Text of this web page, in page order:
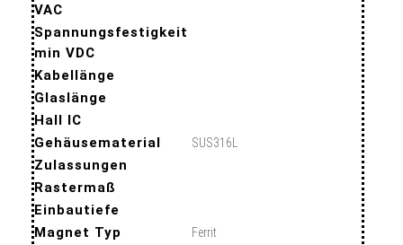
VAC
Spannungsfestigkeit
min VDC
Kabellänge
Glaslänge
Hall IC
Gehäusematerial
SUS316L
Zulassungen
Rastermaß
Einbautiefe
Magnet Typ
Ferrit